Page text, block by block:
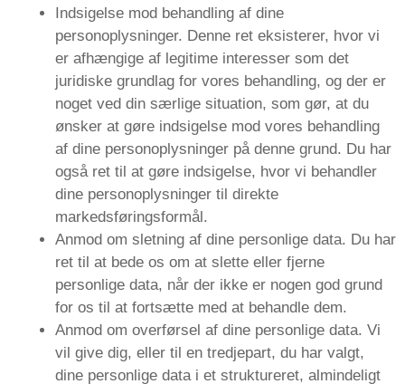
Indsigelse mod behandling af dine
personoplysninger. Denne ret eksisterer, hvor vi
er afhængige af legitime interesser som det
juridiske grundlag for vores behandling, og der er
noget ved din særlige situation, som gør, at du
ønsker at gøre indsigelse mod vores behandling
af dine personoplysninger på denne grund. Du har
også ret til at gøre indsigelse, hvor vi behandler
dine personoplysninger til direkte
markedsføringsformål.
Anmod om sletning af dine personlige data. Du har
ret til at bede os om at slette eller fjerne
personlige data, når der ikke er nogen god grund
for os til at fortsætte med at behandle dem.
Anmod om overførsel af dine personlige data. Vi
vil give dig, eller til en tredjepart, du har valgt,
dine personlige data i et struktureret, almindeligt